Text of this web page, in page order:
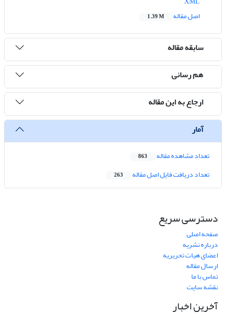
اصل مقاله
1.39 M
سابقه مقاله
هم رسانی
ارجاع به این مقاله
آمار
تعداد مشاهده مقاله 863
تعداد دریافت فایل اصل مقاله 263
دسترسی سریع
صفحه اصلی
درباره نشریه
اعضای هیات تحریریه
ارسال مقاله
تماس با ما
نقشه سایت
آخرین اخبار